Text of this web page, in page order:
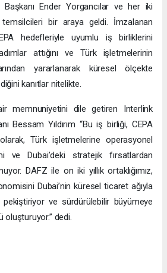
Başkanı Ender Yorgancılar ve her iki
bir araya geldi. İmzalanan
hedefleriyle uyumlu iş birliklerini
attığını ve Türk işletmelerinin
yararlanarak küresel ölçekte
kanıtlar nitelikte.
memnuniyetini dile getiren Interlink
Bessam Yıldırım “Bu iş birliği, CEPA
Türk işletmelerine operasyonel
ve Dubai’deki stratejik fırsatlardan
DAFZ ile on iki yıllık ortaklığımız,
Dubai’nin küresel ticaret ağıyla
ve sürdürülebilir büyümeye
oluşturuyor.” dedi.